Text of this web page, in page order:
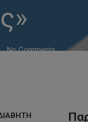
No Comments